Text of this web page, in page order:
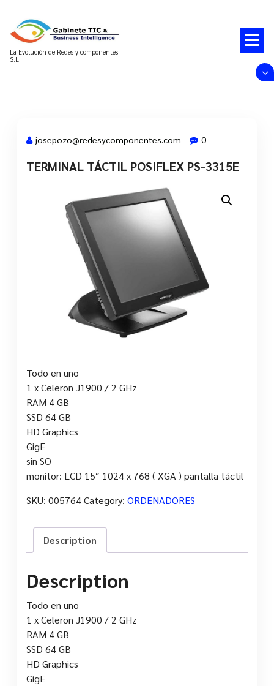
contenido
La Evolución de Redes y componentes,
S.L.
28 Mar, 2022
josepozo@redesycomponentes.com 0
TERMINAL TÁCTIL POSIFLEX PS-3315E
Todo en uno
1 x Celeron J1900 / 2 GHz
RAM 4 GB
SSD 64 GB
HD Graphics
GigE
sin SO
monitor: LCD 15″ 1024 x 768 ( XGA ) pantalla táctil
SKU: 005764Category: ORDENADORES
Description
Description
Todo en uno
1 x Celeron J1900 / 2 GHz
RAM 4 GB
SSD 64 GB
HD Graphics
GigE